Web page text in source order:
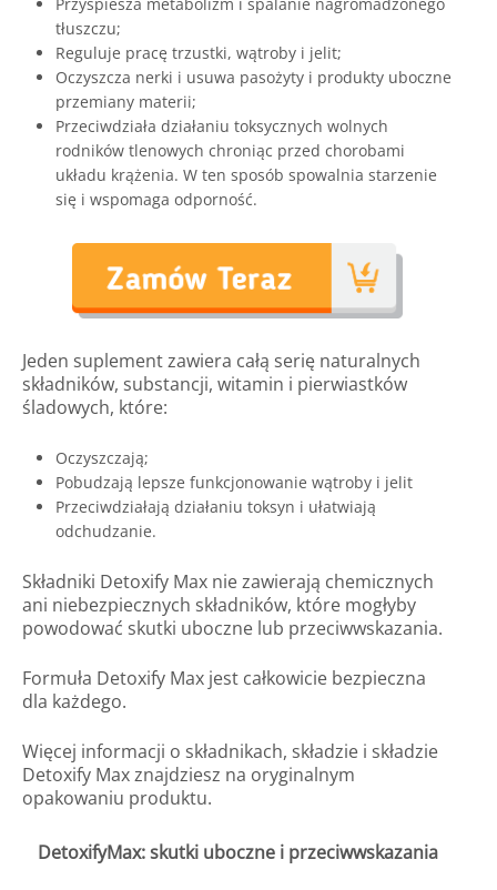
tłuszczu;
Reguluje pracę trzustki, wątroby i jelit;
Oczyszcza nerki i usuwa pasożyty i produkty uboczne
przemiany materii;
Przeciwdziała działaniu toksycznych wolnych
rodników tlenowych chroniąc przed chorobami
układu krążenia. W ten sposób spowalnia starzenie
się i wspomaga odporność.
Jeden suplement zawiera całą serię naturalnych
składników, substancji, witamin i pierwiastków
śladowych, które:
Oczyszczają;
Pobudzają lepsze funkcjonowanie wątroby i jelit
Przeciwdziałają działaniu toksyn i ułatwiają
odchudzanie.
Składniki Detoxify Max nie zawierają chemicznych
ani niebezpiecznych składników, które mogłyby
powodować skutki uboczne lub przeciwwskazania.
Formuła Detoxify Max jest całkowicie bezpieczna
dla każdego.
Więcej informacji o składnikach, składzie i składzie
Detoxify Max znajdziesz na oryginalnym
opakowaniu produktu.
DetoxifyMax: skutki uboczne i przeciwwskazania